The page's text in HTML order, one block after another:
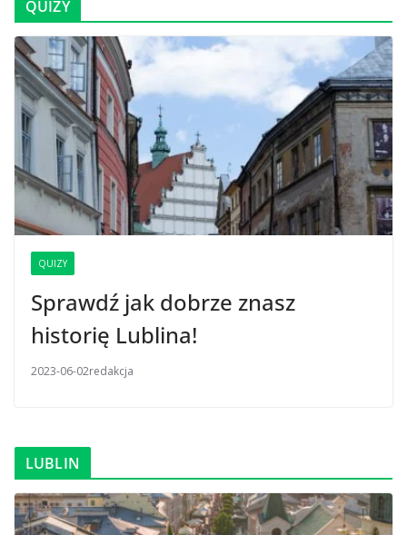
QUIZY
QUIZY
Sprawdź jak dobrze znasz
historię Lublina!
2023-06-02redakcja
LUBLIN